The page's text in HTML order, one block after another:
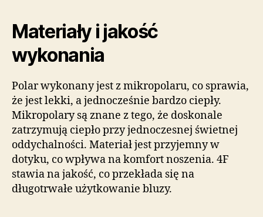
Materiały i jakość
wykonania
Polar wykonany jest z mikropolaru, co sprawia,
że jest lekki, a jednocześnie bardzo ciepły.
Mikropolary są znane z tego, że doskonale
zatrzymują ciepło przy jednoczesnej świetnej
oddychalności. Materiał jest przyjemny w
dotyku, co wpływa na komfort noszenia. 4F
stawia na jakość, co przekłada się na
długotrwałe użytkowanie bluzy.